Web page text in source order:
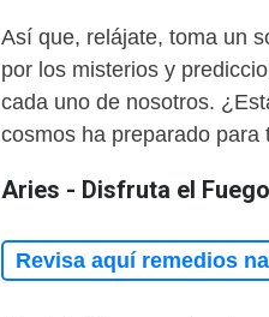
Así que, relájate, toma un
por los misterios y
cada uno de nosotros.
cosmos ha preparado para
Aries - Disfruta el
Revisa aquí remedios